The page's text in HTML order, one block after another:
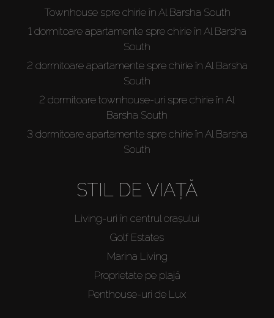
Townhouse spre chirie în Al Barsha South
1 dormitoare apartamente spre chirie în Al Barsha
South
2 dormitoare apartamente spre chirie în Al Barsha
South
2 dormitoare townhouse-uri spre chirie în Al
Barsha South
3 dormitoare apartamente spre chirie în Al Barsha
South
STIL DE VIAȚĂ
Living-uri în centrul orașului
Golf Estates
Marina Living
Proprietate pe plajă
Penthouse-uri de Lux